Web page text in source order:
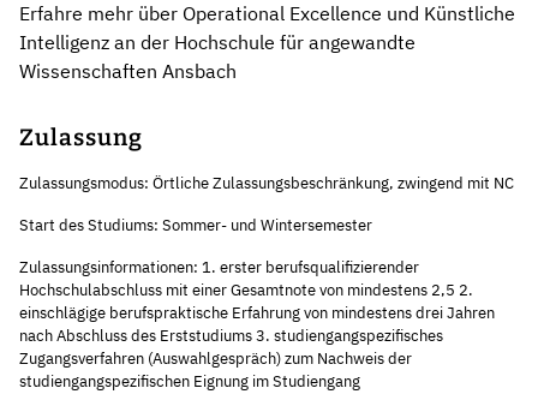
Erfahre mehr über Operational Excellence und Künstliche
Intelligenz an der Hochschule für angewandte
Wissenschaften Ansbach
Zulassung
Zulassungsmodus: Örtliche Zulassungsbeschränkung, zwingend mit NC
Start des Studiums: Sommer- und Wintersemester
Zulassungsinformationen: 1. erster berufsqualifizierender
Hochschulabschluss mit einer Gesamtnote von mindestens 2,5 2.
einschlägige berufspraktische Erfahrung von mindestens drei Jahren
nach Abschluss des Erststudiums 3. studiengangspezifisches
Zugangsverfahren (Auswahlgespräch) zum Nachweis der
studiengangspezifischen Eignung im Studiengang